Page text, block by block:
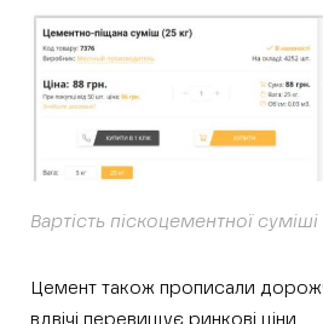
Вартість піскоцементної суміші
Цемент також прописали
вдвічі перевищує ринкові ціни.